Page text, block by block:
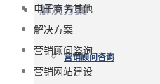
解决方案
营销顾问咨询
电子商务其他
解决方案
营销顾问咨询
营销网站建设